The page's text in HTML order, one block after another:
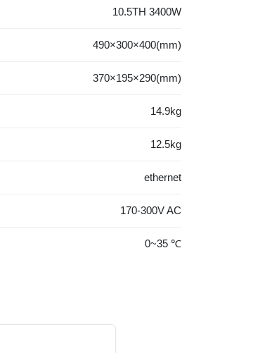
10.5TH 3400W
490×300×400(mm)
370×195×290(mm)
14.9kg
12.5kg
ethernet
170-300V AC
0~35 ℃